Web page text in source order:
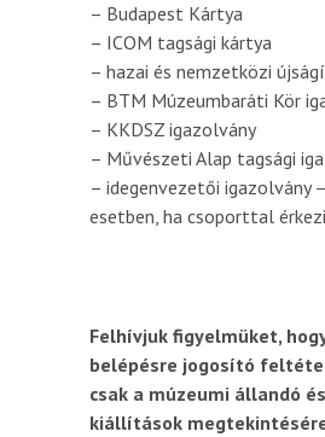
– Budapest Kártya
– ICOM tagsági kártya
– hazai és nemzetközi
– BTM Múzeumbaráti Kör
– KKDSZ igazolvány
– Művészeti Alap tagsági
– idegenvezetői igazolvány
esetben, ha csoporttal
Felhívjuk figyelmüket,
belépésre jogosító
csak a múzeumi állandó
kiállítások